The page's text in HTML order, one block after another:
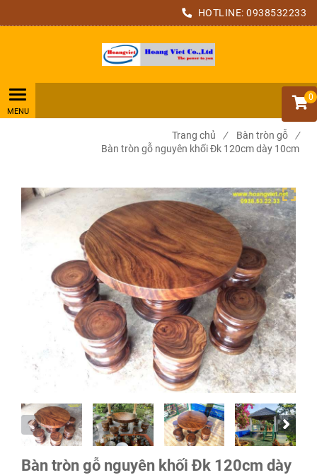
HOTLINE: 0938532233
0
Trang chủ / Bàn tròn gỗ
/
Bàn tròn gỗ nguyên khối Đk 120cm dày 10cm
Bàn tròn gỗ nguyên khối Đk 120cm dày